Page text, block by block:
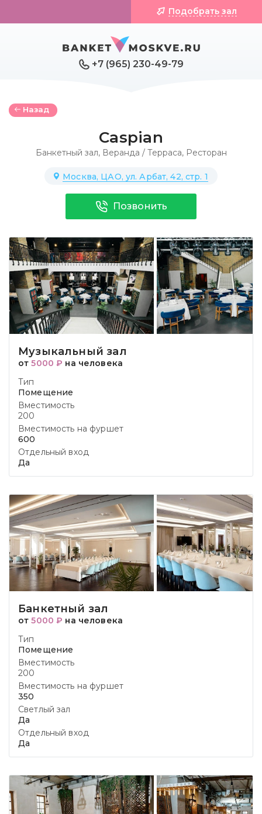
+7 (965) 230-49-79
Подобрать зал
Назад
Caspian
Банкетный зал,Веранда / Терраса, Ресторан
Москва, ЦАО, ул. Арбат, 42, стр. 1
Позвонить
Музыкальный зал
от5000 ₽ на человека
Тип
Помещение
Вместимость
200
Вместимость на фуршет
600
Отдельный вход
Да
Банкетный зал
от5000 ₽ на человека
Тип
Помещение
Вместимость
200
Вместимость на фуршет
350
Светлый зал
Да
Отдельный вход
Да